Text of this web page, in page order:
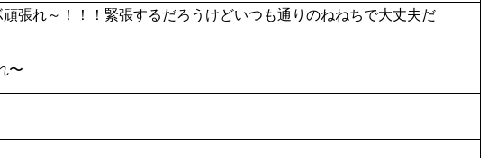
張れ～！！！緊張するだろうけどいつも通りのねねちで大丈夫だ
〜